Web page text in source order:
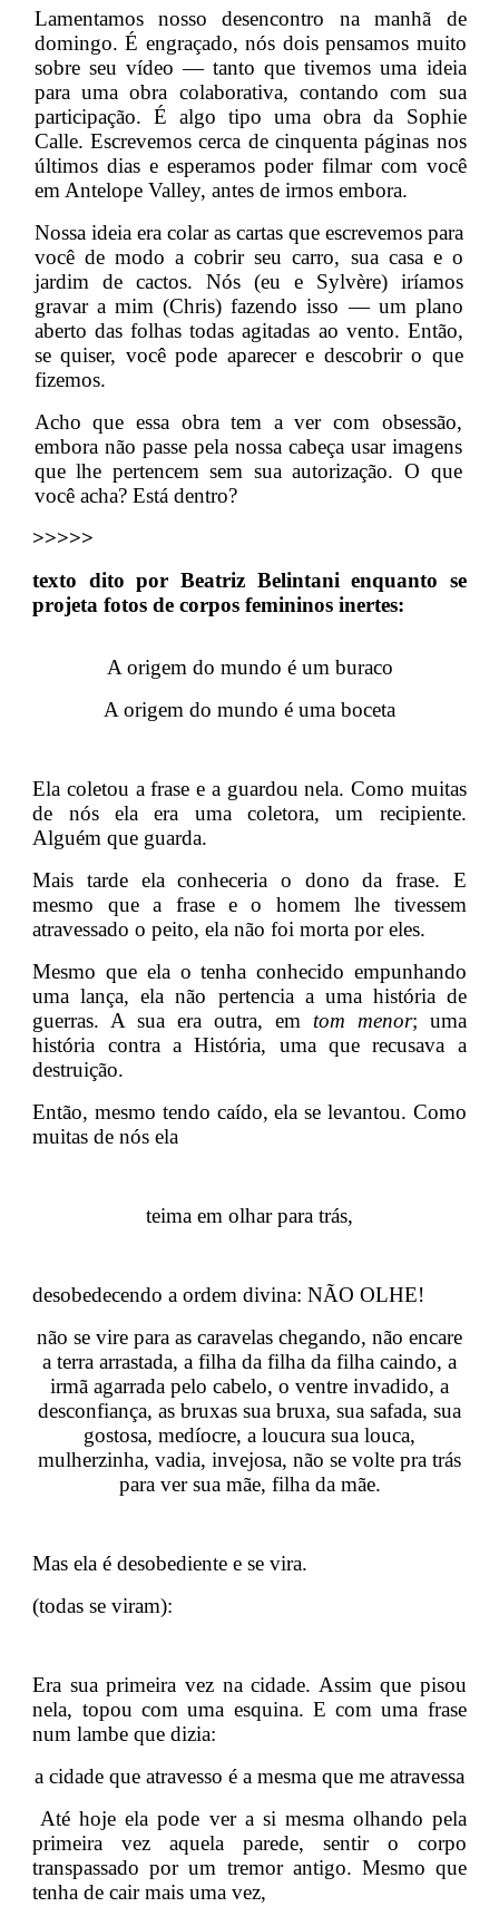
Lamentamos nosso desencontro na manhã de
domingo. É engraçado, nós dois pensamos muito
sobre seu vídeo — tanto que tivemos uma ideia
para uma obra colaborativa, contando com sua
participação. É algo tipo uma obra da Sophie
Calle. Escrevemos cerca de cinquenta páginas nos
últimos dias e esperamos poder filmar com você
em Antelope Valley, antes de irmos embora.
Nossa ideia era colar as cartas que escrevemos para
você de modo a cobrir seu carro, sua casa e o
jardim de cactos. Nós (eu e Sylvère) iríamos
gravar a mim (Chris) fazendo isso — um plano
aberto das folhas todas agitadas ao vento. Então,
se quiser, você pode aparecer e descobrir o que
fizemos.
Acho que essa obra tem a ver com obsessão,
embora não passe pela nossa cabeça usar imagens
que lhe pertencem sem sua autorização. O que
você acha? Está dentro?
>>>>>
texto dito por Beatriz Belintani enquanto se
projeta fotos de corpos femininos inertes:
A origem do mundo é um buraco
A origem do mundo é uma boceta
Ela coletou a frase e a guardou nela. Como muitas
de nós ela era uma coletora, um recipiente.
Alguém que guarda.
Mais tarde ela conheceria o dono da frase. E
mesmo que a frase e o homem lhe tivessem
atravessado o peito, ela não foi morta por eles.
Mesmo que ela o tenha conhecido empunhando
uma lança, ela não pertencia a uma história de
guerras. A sua era outra, em tom menor; uma
história contra a História, uma que recusava a
destruição.
Então, mesmo tendo caído, ela se levantou. Como
muitas de nós ela
teima em olhar para trás,
desobedecendo a ordem divina: NÃO OLHE!
não se vire para as caravelas chegando, não encare
a terra arrastada, a filha da filha da filha caindo, a
irmã agarrada pelo cabelo, o ventre invadido, a
desconfiança, as bruxas sua bruxa, sua safada, sua
gostosa, medíocre, a loucura sua louca,
mulherzinha, vadia, invejosa, não se volte pra trás
para ver sua mãe, filha da mãe.
Mas ela é desobediente e se vira.
(todas se viram):
Era sua primeira vez na cidade. Assim que pisou
nela, topou com uma esquina. E com uma frase
num lambe que dizia:
a cidade que atravesso é a mesma que me atravessa
Até hoje ela pode ver a si mesma olhando pela
primeira vez aquela parede, sentir o corpo
transpassado por um tremor antigo. Mesmo que
tenha de cair mais uma vez,